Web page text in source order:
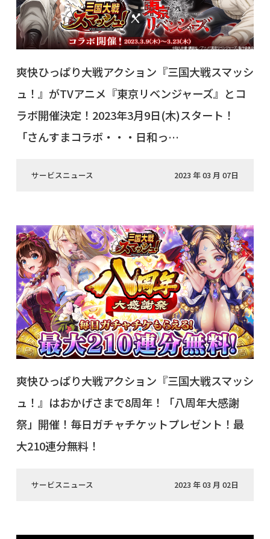
爽快ひっぱり大戦アクション『三国大戦スマッシ
ュ！』がTVアニメ『東京リベンジャーズ』とコ
ラボ開催決定！2023年3月9日(木)スタート！
「さんすまコラボ・・・日和っ…
サービスニュース 2023 年 03 月 07日
爽快ひっぱり大戦アクション『三国大戦スマッシ
ュ！』はおかげさまで8周年！「八周年大感謝
祭」開催！毎日ガチャチケットプレゼント！最
大210連分無料！
サービスニュース 2023 年 03 月 02日